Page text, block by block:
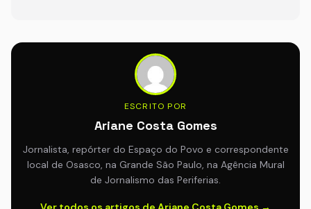
ESCRITO POR
Ariane Costa Gomes
Jornalista, repórter do Espaço do Povo e correspondente
local de Osasco, na Grande São Paulo, na Agência Mural
de Jornalismo das Periferias.